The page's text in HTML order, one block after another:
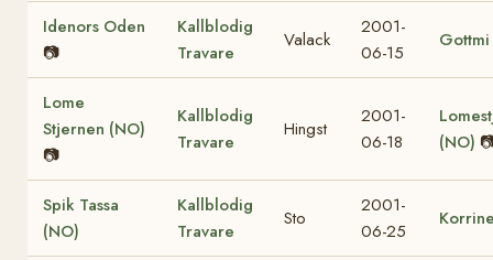
Idenors Oden
📷
Kallblodig
Travare
Valack
2001-
06-15
Gottmi
Lome
Stjernen (NO)
📷
Kallblodig
Travare
Hingst
2001-
06-18
(NO)
Spik Tassa
(NO)
Kallblodig
Travare
Sto
2001-
06-25